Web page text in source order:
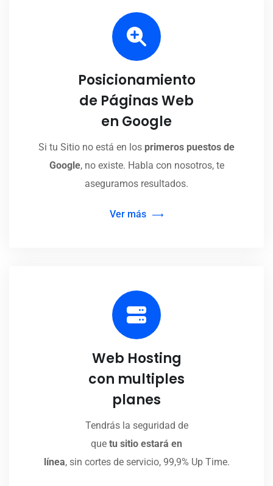
Posicionamiento
de Páginas Web
en Google
Si tu Sitio no está en los primeros puestos de
Google, no existe. Habla con nosotros, te
aseguramos resultados.
Ver más
Web Hosting
con multiples
planes
Tendrás la seguridad de
que tu sitio estará en
línea, sin cortes de servicio, 99,9% Up Time.